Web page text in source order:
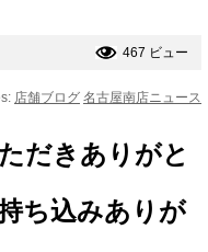
467 ビュー
店舗ブログ 名古屋南店ニュース
だきありがと
ち込みありが